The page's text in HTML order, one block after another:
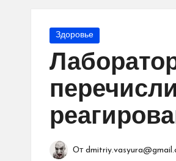
Опубликовано
Здоровье
Запись
От